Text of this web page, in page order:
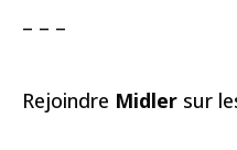
– – –
Rejoindre Midler sur